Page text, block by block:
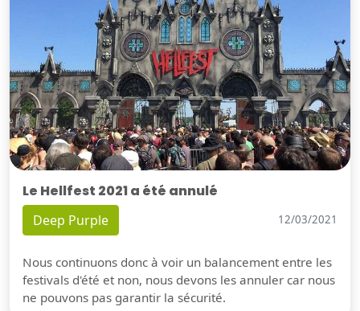
Le Hellfest 2021 a été annulé
Deep Purple 12/03/2021
Nous continuons donc à voir un balancement entre les
festivals d'été et non, nous devons les annuler car nous
ne pouvons pas garantir la sécurité.